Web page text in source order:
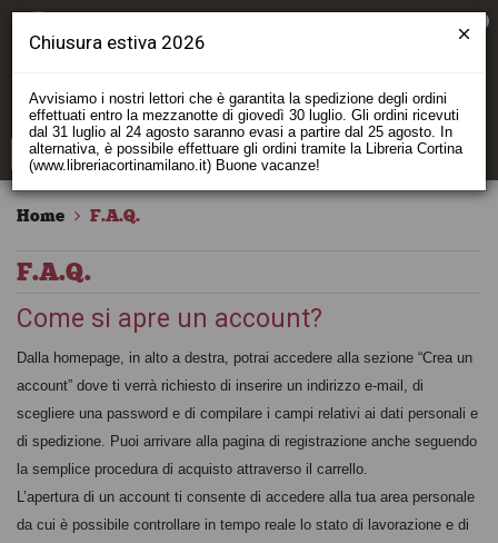
Home F.A.Q.
F.A.Q.
Come si apre un account?
Dalla homepage, in alto a destra, potrai accedere alla sezione “Crea un
account” dove ti verrà richiesto di inserire un indirizzo e-mail, di
scegliere una password e di compilare i campi relativi ai dati personali e
di spedizione. Puoi arrivare alla pagina di registrazione anche seguendo
la semplice procedura di acquisto attraverso il carrello.
L’apertura di un account ti consente di accedere alla tua area personale
da cui è possibile controllare in tempo reale lo stato di lavorazione e di
Chiusura estiva 2026
Avvisiamo i nostri lettori che è garantita la spedizione degli ordini
effettuati entro la mezzanotte di giovedì 30 luglio. Gli ordini ricevuti
dal 31 luglio al 24 agosto saranno evasi a partire dal 25 agosto. In
alternativa, è possibile effettuare gli ordini tramite la Libreria Cortina
(www.libreriacortinamilano.it) Buone vacanze!